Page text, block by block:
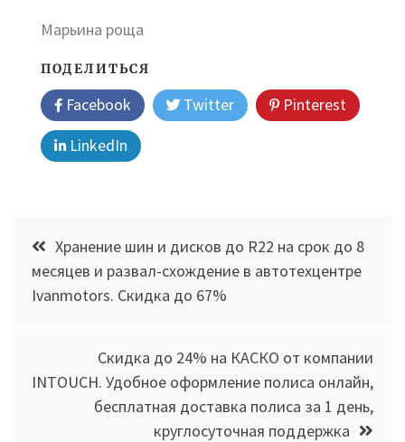
Марьина роща
ПОДЕЛИТЬСЯ
Facebook Twitter
Pinterest
LinkedIn
Навигация
по
записям
Хранение шин и дисков до R22 на срок до 8
месяцев и развал-схождение в автотехцентре
Ivanmotors. Скидка до 67%
Скидка до 24% на КАСКО от компании
INTOUCH. Удобное оформление полиса онлайн,
бесплатная доставка полиса за 1 день,
круглосуточная поддержка